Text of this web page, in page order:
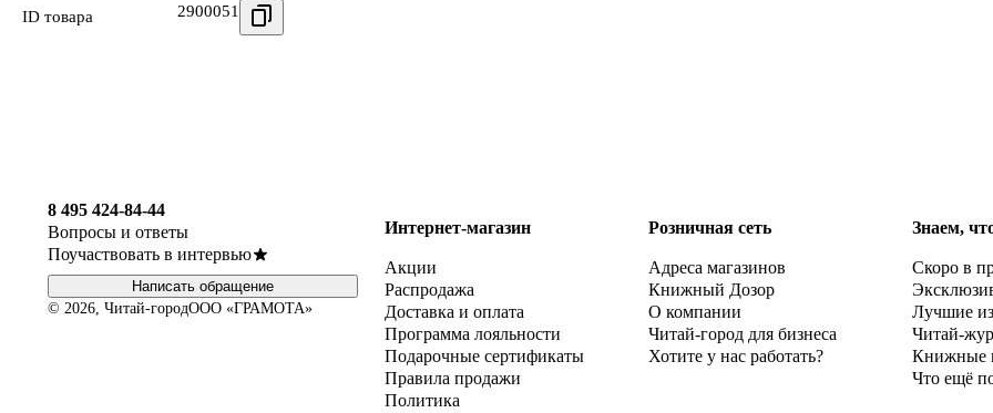
ID товара
2900051
8 495 424-84-44
Вопросы и ответы
Поучаствовать в интервью
Написать обращение
© 2026, Читай-городООО «ГРАМОТА»
Интернет-магазин
Акции
Распродажа
Доставка и оплата
Программа лояльности
Подарочные сертификаты
Правила продажи
Политика
Розничная сеть
Адреса магазинов
Книжный Дозор
О компании
Читай-город для бизнеса
Хотите у нас работать?
Знаем,
Скоро в
Лучшие
Читай-
Книжные
Что ещё